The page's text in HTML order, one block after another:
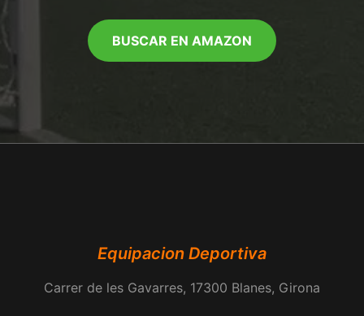
BUSCAR EN AMAZON
Equipacion Deportiva
Carrer de les Gavarres, 17300 Blanes, Girona